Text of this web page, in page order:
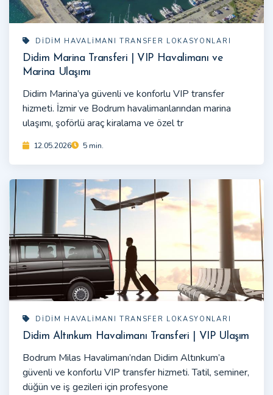
DIDIM HAVALIMANI TRANSFER LOKASYONLARI
Didim Marina Transferi | VIP Havalimanı ve
Marina Ulaşımı
Didim Marina’ya güvenli ve konforlu VIP transfer
hizmeti. İzmir ve Bodrum havalimanlarından marina
ulaşımı, şoförlü araç kiralama ve özel tr
12.05.2026 5 min.
DIDIM HAVALIMANI TRANSFER LOKASYONLARI
Didim Altınkum Havalimanı Transferi | VIP Ulaşım
Bodrum Milas Havalimanı’ndan Didim Altınkum’a
güvenli ve konforlu VIP transfer hizmeti. Tatil, seminer,
düğün ve iş gezileri için profesyone